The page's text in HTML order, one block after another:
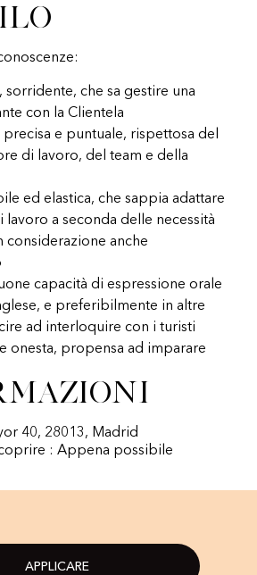
sorridente, che sa gestire una
con la Clientela
precisa e puntuale, rispettosa del
di lavoro, del team e della
ed elastica, che sappia adattare
a seconda delle necessità
considerazione anche
capacità di espressione orale
e preferibilmente in altre
ad interloquire con i turisti
onesta, propensa ad imparare
40, 28013, Madrid
: Appena possibile
APPLICARE